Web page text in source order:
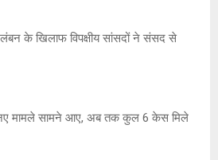
के खिलाफ विपक्षीय सांसदों ने संसद से
मामले सामने आए, अब तक कुल 6 केस मिले